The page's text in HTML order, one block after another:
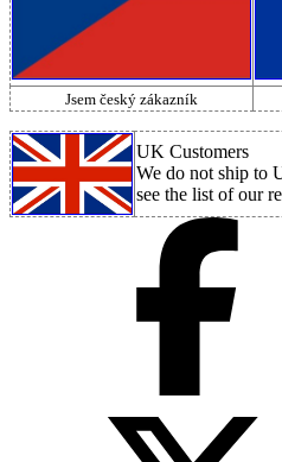
Jsem český zákazník
UK Customers
We do not ship to
see the list of our